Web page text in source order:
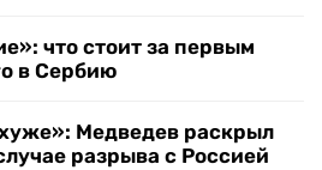
что стоит за первым
в Сербию
Медведев раскрыл
разрыва с Россией